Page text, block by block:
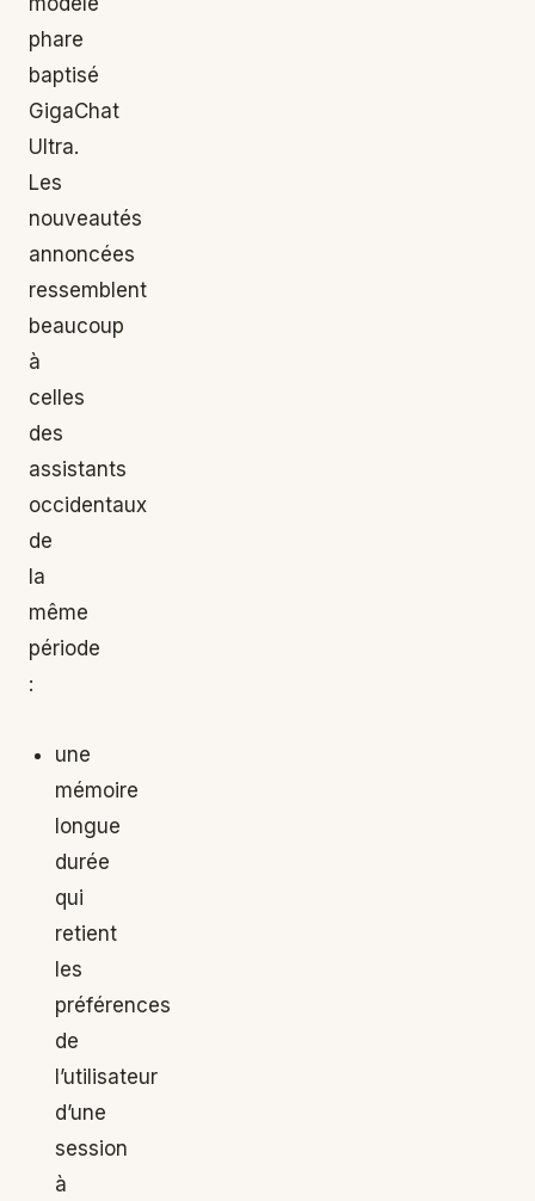
phare
baptisé
GigaChat
Ultra.
Les
nouveautés
annoncées
ressemblent
beaucoup
à
celles
des
assistants
occidentaux
de
la
même
période
:
une
mémoire
longue
durée
qui
retient
les
préférences
de
l’utilisateur
d’une
session
à